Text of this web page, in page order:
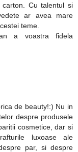
Cu talentul si
ar avea mare
teme.
a voastra fidela
de beauty!:) Nu in
despre produsele
cosmetice, dar si
luxoase ale
par, si despre